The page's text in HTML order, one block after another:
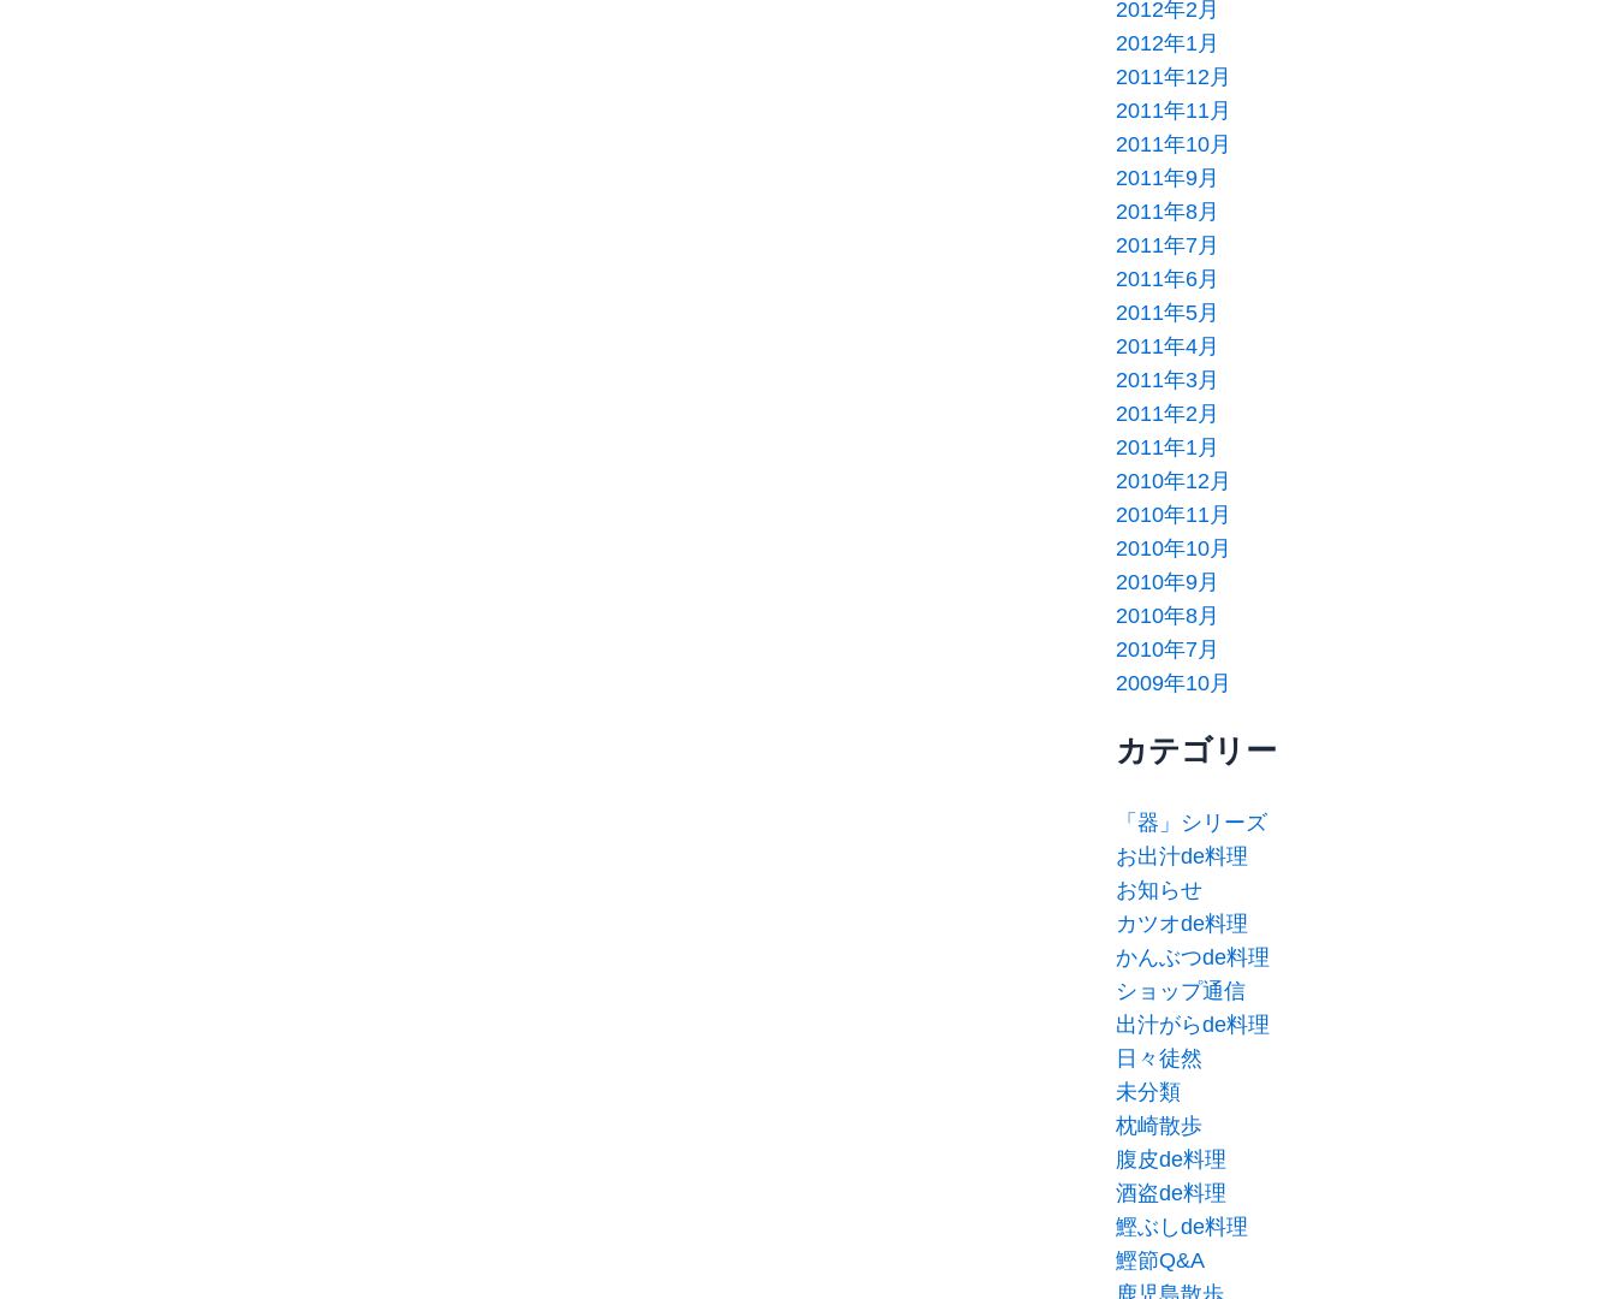
2012年2月
2012年1月
2011年12月
2011年11月
2011年10月
2011年9月
2011年8月
2011年7月
2011年6月
2011年5月
2011年4月
2011年3月
2011年2月
2011年1月
2010年12月
2010年11月
2010年10月
2010年9月
2010年8月
2010年7月
2009年10月
カテゴリー
「器」シリーズ
お出汁de料理
お知らせ
カツオde料理
かんぶつde料理
ショップ通信
出汁がらde料理
日々徒然
未分類
枕崎散歩
腹皮de料理
酒盗de料理
鰹ぶしde料理
鰹節Q&A
鹿児島散歩